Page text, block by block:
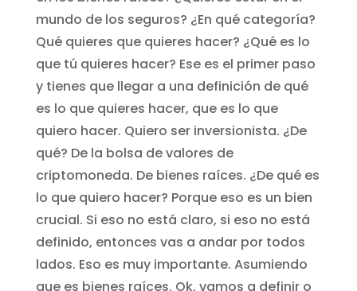
mundo de los seguros? ¿En qué categoría?
Qué quieres que quieres hacer? ¿Qué es lo
que tú quieres hacer? Ese es el primer paso
y tienes que llegar a una definición de qué
es lo que quieres hacer, que es lo que
quiero hacer. Quiero ser inversionista. ¿De
qué? De la bolsa de valores de
criptomoneda. De bienes raíces. ¿De qué es
lo que quiero hacer? Porque eso es un bien
crucial. Si eso no está claro, si eso no está
definido, entonces vas a andar por todos
lados. Eso es muy importante. Asumiendo
que es bienes raíces. Ok, vamos a definir o